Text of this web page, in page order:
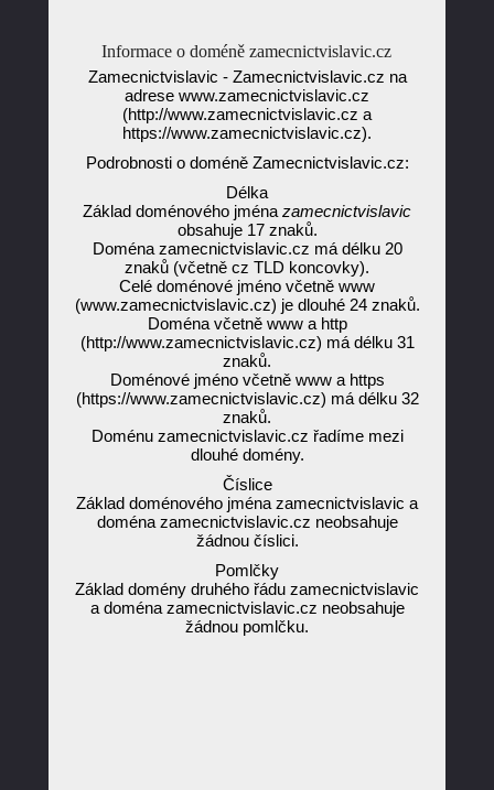
Informace o doméně zamecnictvislavic.cz
Zamecnictvislavic - Zamecnictvislavic.cz na
adrese www.zamecnictvislavic.cz
(http://www.zamecnictvislavic.cz a
https://www.zamecnictvislavic.cz).
Podrobnosti o doméně Zamecnictvislavic.cz:
Délka
Základ doménového jména zamecnictvislavic
obsahuje 17 znaků.
Doména zamecnictvislavic.cz má délku 20
znaků (včetně cz TLD koncovky).
Celé doménové jméno včetně www
(www.zamecnictvislavic.cz) je dlouhé 24 znaků.
Doména včetně www a http
(http://www.zamecnictvislavic.cz) má délku 31
znaků.
Doménové jméno včetně www a https
(https://www.zamecnictvislavic.cz) má délku 32
znaků.
Doménu zamecnictvislavic.cz řadíme mezi
dlouhé domény.
Číslice
Základ doménového jména zamecnictvislavic a
doména zamecnictvislavic.cz neobsahuje
žádnou číslici.
Pomlčky
Základ domény druhého řádu zamecnictvislavic
a doména zamecnictvislavic.cz neobsahuje
žádnou pomlčku.